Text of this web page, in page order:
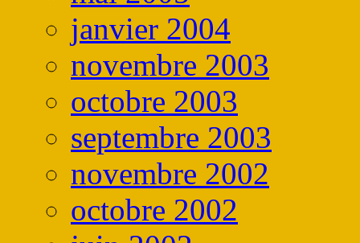
janvier 2004
novembre 2003
octobre 2003
septembre 2003
novembre 2002
octobre 2002